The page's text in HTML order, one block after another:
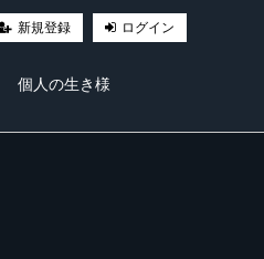
新規登録 ログイン
個人の生き様